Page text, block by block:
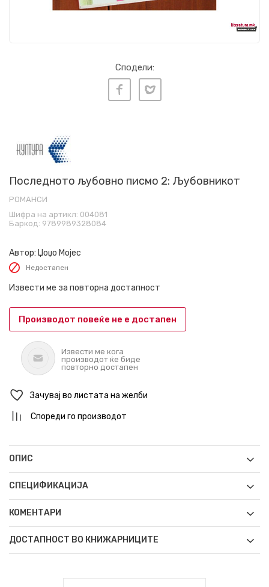
Сподели:
Последното љубовно писмо 2: Љубовникот
РОМАНСИ
Шифра на артикл: 004081
Баркод: 9789989328084
Автор: Џоџо Мојес
Недостапен
Извести ме за повторна достапност
Производот повеќе не е достапен
Извести ме кога
производот ќе биде
повторно достапен
Зачувај во листата на желби
Спореди го производот
ОПИС
СПЕЦИФИКАЦИЈА
КОМЕНТАРИ
ДОСТАПНОСТ ВО КНИЖАРНИЦИТЕ